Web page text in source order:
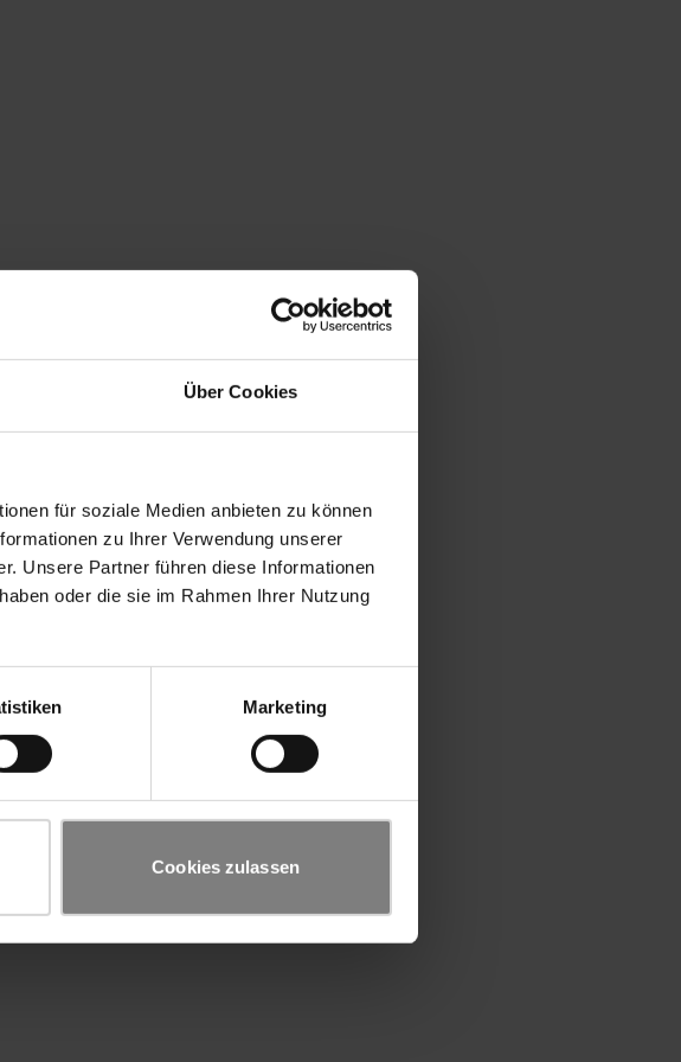
Über Cookies
für soziale Medien anbieten zu können
zu Ihrer Verwendung unserer
Unsere Partner führen diese Informationen
oder die sie im Rahmen Ihrer Nutzung
Marketing
Cookies zulassen